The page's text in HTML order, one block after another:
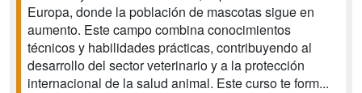
Europa, donde la población de mascotas sigue en
aumento. Este campo combina conocimientos
técnicos y habilidades prácticas, contribuyendo al
desarrollo del sector veterinario y a la protección
internacional de la salud animal. Este curso te form...